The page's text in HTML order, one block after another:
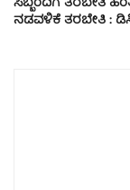
ನಡವಳಿಕೆ ತರಬೇತಿ :